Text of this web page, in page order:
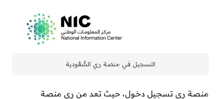
التسجيل في منصة ري السُّعُودية
منصة ري تسجيل دخول، حيث تعد من ري منصة